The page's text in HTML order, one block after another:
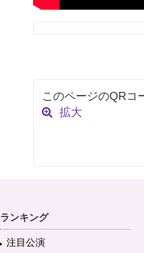
このページのQRコ
拡大
ランキング
注目公演